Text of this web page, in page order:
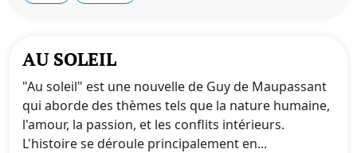
AU SOLEIL
"Au soleil" est une nouvelle de Guy de Maupassant
qui aborde des thèmes tels que la nature humaine,
l'amour, la passion, et les conflits intérieurs.
L'histoire se déroule principalement en...